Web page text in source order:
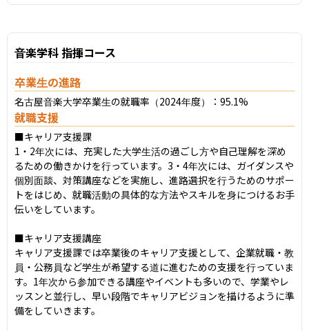
音楽学科 指揮コース
卒業生の進路
名古屋音楽大学卒業生の就職率（2024年度）：95.1%
就職支援
■キャリア支援課
1・2年次には、充実した大学生活の過ごし方や自己理解を深め
るための働きかけを行っています。3・4年次には、ガイダンスや
個別面談、対策講座などを実施し、進路選択を行うためのサポー
トをはじめ、就職活動の具体的な方法やスキルを身につけるお手
伝いをしています。
■キャリア支援講座
キャリア支援課では卒業後のキャリア支援として、企業就職・教
員・公務員など学生が希望する道に進むための支援を行っていま
す。1年次から参加できる講座やイベントも多いので、学業やレ
ッスンと並行し、早い段階でキャリアビジョンを描けるように準
備をしていきます。